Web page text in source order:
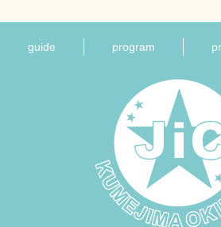
guide program